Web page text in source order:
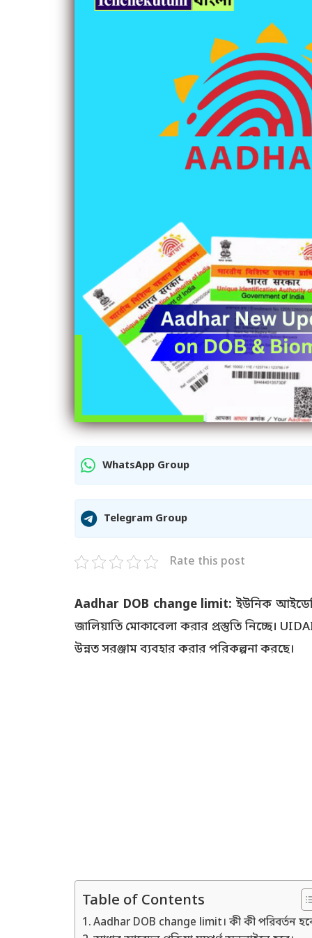
WhatsApp Group
Telegram Group
Rate this post
Aadhar DOB change limit: ইউনিক
জালিয়াতি মোকাবেলা করার প্রস্তুতি নিচ্ছে।
উন্নত সরঞ্জাম ব্যবহার করার পরিকল্পনা করছে।
Table of Contents
Aadhar DOB change limit। কী কী পরিবর্তন